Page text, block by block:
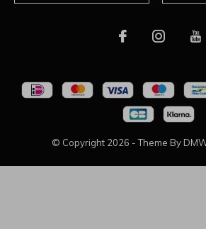
© Copyright 2026 - Theme By